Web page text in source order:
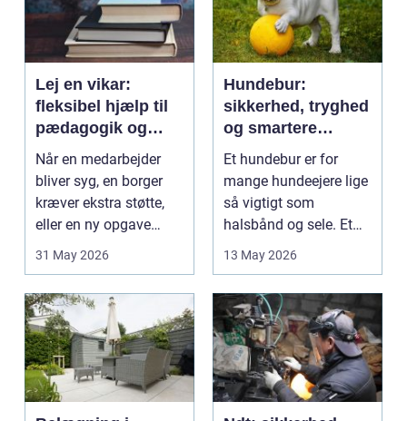
Lej en vikar:
fleksibel hjælp til
pædagogik og
sundhed
Når en medarbejder
bliver syg, en borger
kræver ekstra støtte,
eller en ny opgave
opstår fra dag til...
31 May 2026
Hundebur:
sikkerhed, tryghed
og smartere
hverdag med hund
Et hundebur er for
mange hundeejere lige
så vigtigt som
halsbånd og sele. Et
godt bur gi...
13 May 2026